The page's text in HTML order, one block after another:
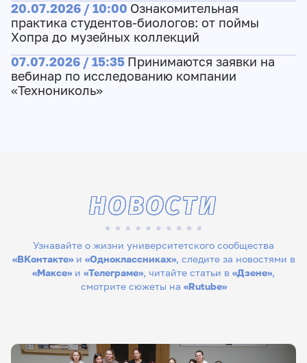
20.07.2026 / 10:00 Ознакомительная
практика студентов-биологов: от поймы
Хопра до музейных коллекций
07.07.2026 / 15:35 Принимаются заявки на
вебинар по исследованию компании
«Технониколь»
Узнавайте о жизни университетского сообщества
«ВКонтакте»и «Одноклассниках», следите за новостями в
«Максе» и «Телеграме», читайте статьи в «Дзене»,
смотрите сюжеты на «Rutube»
НОВОСТИ